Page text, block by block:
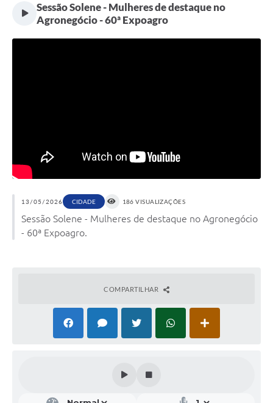
Sessão Solene - Mulheres de destaque no
Agronegócio - 60ª Expoagro
13/05/2026 CIDADE 186 VISUALIZAÇÕES
Sessão Solene - Mulheres de destaque no Agronegócio
- 60ª Expoagro.
COMPARTILHAR